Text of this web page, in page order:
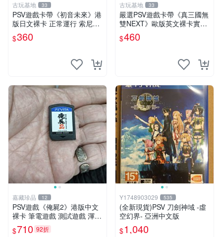
古玩基地 33
PSV遊戲卡帶《初音未來》港
版日文裸卡 正常運行 索尼專
用 不退不換 限量嚴選 psv 游
戲 卡帶
$360
古玩基地 33
嚴選PSV遊戲卡帶《真三國無
雙NEXT》歐版英文裸卡實測
正常全新到貨 真三國無雙 PS
V 游戲卡帶 任玩無雙
$460
嘉藏珍品 12
PSV遊戲《俺屍2》港版中文
裸卡 筆電遊戲 測試遊戲 渾合
模組
$710 92折
Y1748903029 535
(全新現貨)PSV 刀劍神域 -虛
空幻界- 亞洲中文版
$1,040